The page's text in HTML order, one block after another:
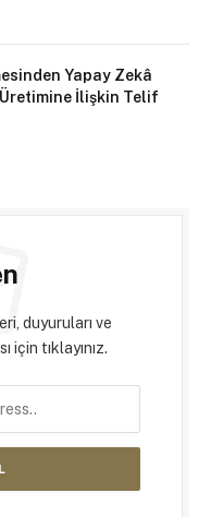
Yapay Zekâ
İlişkin Telif
duyuruları ve
için tıklayınız.